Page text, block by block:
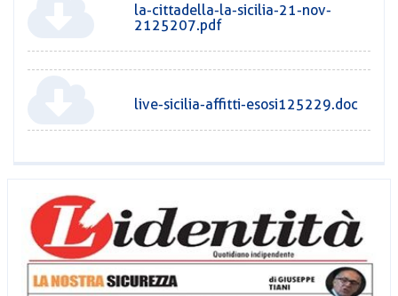
la-cittadella-la-sicilia-21-nov-
2125207.pdf
live-sicilia-affitti-esosi125229.doc